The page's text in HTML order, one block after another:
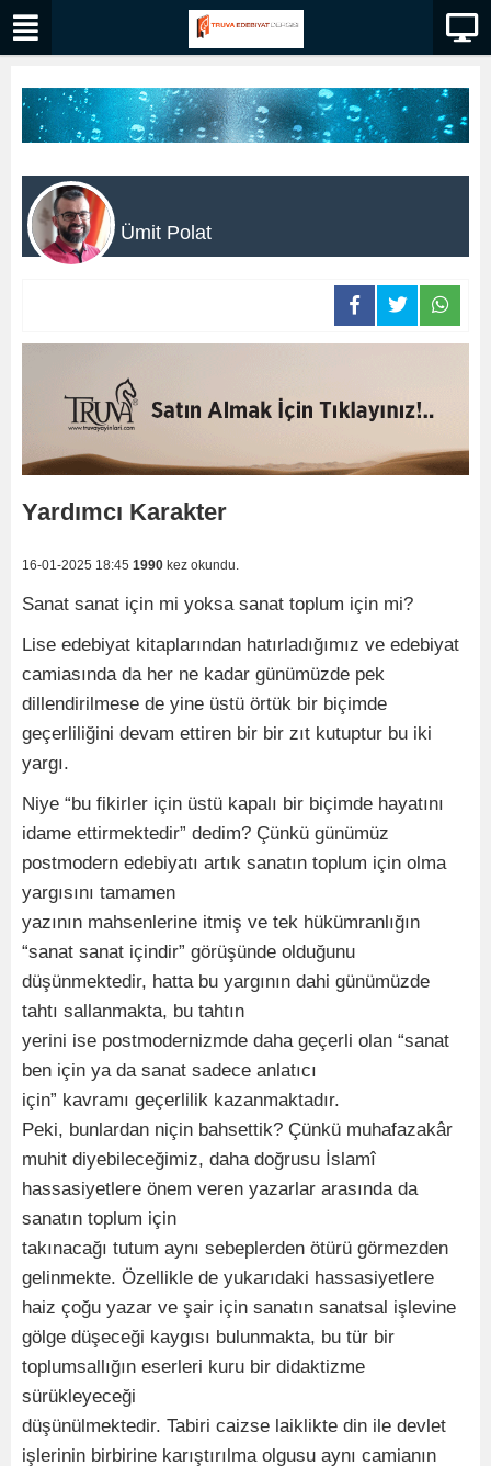
Ümit Polat
Yardımcı Karakter
16-01-2025 18:45 1990 kez okundu.
Sanat sanat için mi yoksa sanat toplum için mi?
Lise edebiyat kitaplarından hatırladığımız ve edebiyat
camiasında da her ne kadar günümüzde pek
dillendirilmese de yine üstü örtük bir biçimde
geçerliliğini devam ettiren bir bir zıt kutuptur bu iki
yargı.
Niye “bu fikirler için üstü kapalı bir biçimde hayatını
idame ettirmektedir” dedim? Çünkü günümüz
postmodern edebiyatı artık sanatın toplum için olma
yargısını tamamen
yazının mahsenlerine itmiş ve tek hükümranlığın
“sanat sanat içindir” görüşünde olduğunu
düşünmektedir, hatta bu yargının dahi günümüzde
tahtı sallanmakta, bu tahtın
yerini ise postmodernizmde daha geçerli olan “sanat
ben için ya da sanat sadece anlatıcı
için” kavramı geçerlilik kazanmaktadır.
Peki, bunlardan niçin bahsettik? Çünkü muhafazakâr
muhit diyebileceğimiz, daha doğrusu İslamî
hassasiyetlere önem veren yazarlar arasında da
sanatın toplum için
takınacağı tutum aynı sebeplerden ötürü görmezden
gelinmekte. Özellikle de yukarıdaki hassasiyetlere
haiz çoğu yazar ve şair için sanatın sanatsal işlevine
gölge düşeceği kaygısı bulunmakta, bu tür bir
toplumsallığın eserleri kuru bir didaktizme
sürükleyeceği
düşünülmektedir. Tabiri caizse laiklikte din ile devlet
işlerinin birbirine karıştırılma olgusu aynı camianın